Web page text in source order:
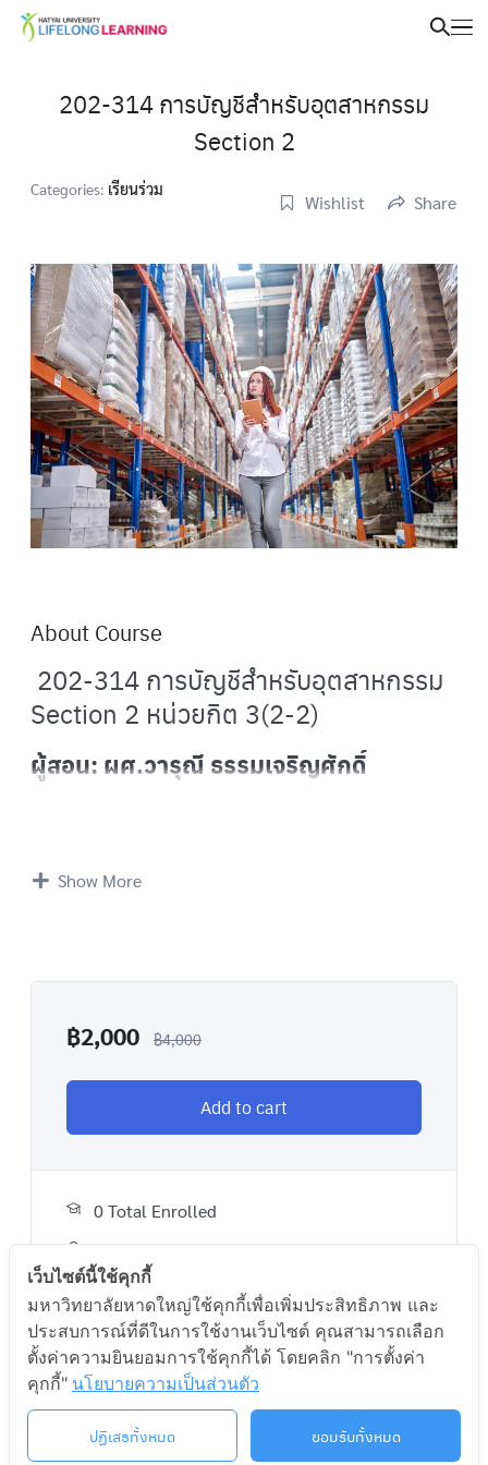
202-314 การบัญชีสำหรับอุตสาหกรรม
Section 2
Categories: เรียนร่วม
Wishlist Share
About Course
202-314 การบัญชีสำหรับอุตสาหกรรม
Section 2 หน่วยกิต 3(2-2)
ผู้สอน: ผศ.วารุณี ธรรมเจริญศักดิ์
ปรับปรุงและปิดบัญชี งบทดลอง งบต้นทุนการผลิต งบการ
ทางด้านบัญชีต้นทุนการผลิต มาใช้ในการทำงาน
นักเรียน นักศึกษาทุกสถาบัน คนวัยทำงาน ผู้สูงอายุ หรือผู้
วันเวลาเรียน/ห้องเรียน
เสาร์ 12:30-15:25 น. 10-407
อาทิตย์ 12:30-15:25 น. 10-407
วันเวลาสอบ
เสาร์ 4 มิ.ย. 65 12:30-15:30
เสาร์ 25 มิ.ย. 65 12:30-15:30
Show More
฿2,000 ฿4,000
Add to cart
0 Total Enrolled
A course by
H HU
เว็บไซต์นี้ใช้คุกกี้
มหาวิทยาลัยหาดใหญ่ใช้คุกกี้เพื่อเพิ่มประสิทธิภาพ และ
ประสบการณ์ที่ดีในการใช้งานเว็บไซต์ คุณสามารถเลือก
ตั้งค่าความยินยอมการใช้คุกกี้ได้ โดยคลิก "การตั้งค่า
คุกกี้" นโยบายความเป็นส่วนตัว
ปฏิเสธทั้งหมด ยอมรับทั้งหมด